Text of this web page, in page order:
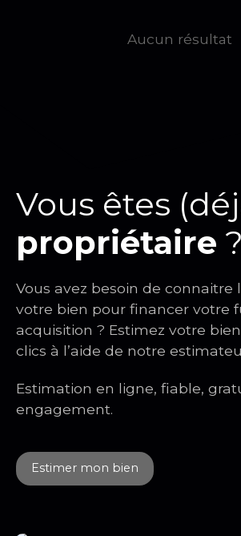
Aucun résultat
Vous êtes
propriétaire ?
Vous avez besoin de connaitre
votre bien pour financer votre
acquisition ? Estimez votre
clics à l’aide de notre
Estimation en ligne, fiable,
engagement.
Estimer mon bien